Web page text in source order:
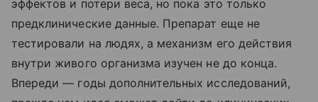
эффектов и потери веса, но пока это только
предклинические данные. Препарат еще не
тестировали на людях, а механизм его действия
внутри живого организма изучен не до конца.
Впереди — годы дополнительных исследований,